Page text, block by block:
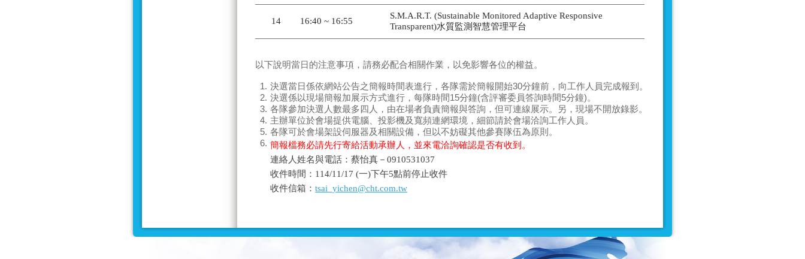
14 16:40 ~ 16:55
S.M.A.R.T. (Sustainable Monitored Adaptive Responsive
Transparent)水質監測智慧管理平台
以下說明當日的注意事項 ，請務必配合相關作業，以免影響各位的權益。
1. 決選當日係依網站公告之簡報時間表進行， 各隊需於簡報開始30分鐘前 ，向工作人員完成報到。
2. 決選係以現場簡報加展示方式進行， 每隊時間15分鐘(含評審委員答詢時間5分鐘)。
3. 各隊參加決選人數最多四人 ，由在場者負責簡報與答詢，但可連線展示。另，現場不開放錄影。
4. 主辦單位於會場提供電腦、投影機及寬頻連網環境，細節請於會場洽詢工作人員。
5. 各隊可於會場架設伺服器及相關設備，但以不妨礙其他參賽隊伍為原則。
6. 簡報檔務必請先行寄給活動承辦人，並來電洽詢確認是否有收到。
連絡人姓名與電話：蔡怡真－0910531037
收件時間：114/11/17 (一)下午5點前停止收件
收件信箱： tsai_yichen@cht.com.tw